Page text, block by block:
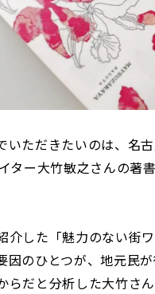
いただきたいのは、名
ター大竹敏之さんの著
介した「魅力のない街
因のひとつが、地元民
らだと分析した大竹さ